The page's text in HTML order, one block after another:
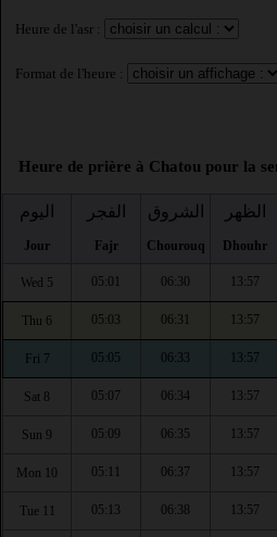
Heure de l'asr :
Format de l'heure :
Heure de prière à Chatou pour la
اليوم
Jour
الفجر
Fajr
الشروق
Chourouq
الظهر
Dhouhr
Wed 5 05:01 06:30 13:57
Thu 6 05:03 06:31 13:57
Fri 7 05:05 06:33 13:57
Sat 8 05:07 06:34 13:57
Sun 9 05:09 06:35 13:57
Mon 10 05:11 06:37 13:57
Tue 11 05:13 06:38 13:57